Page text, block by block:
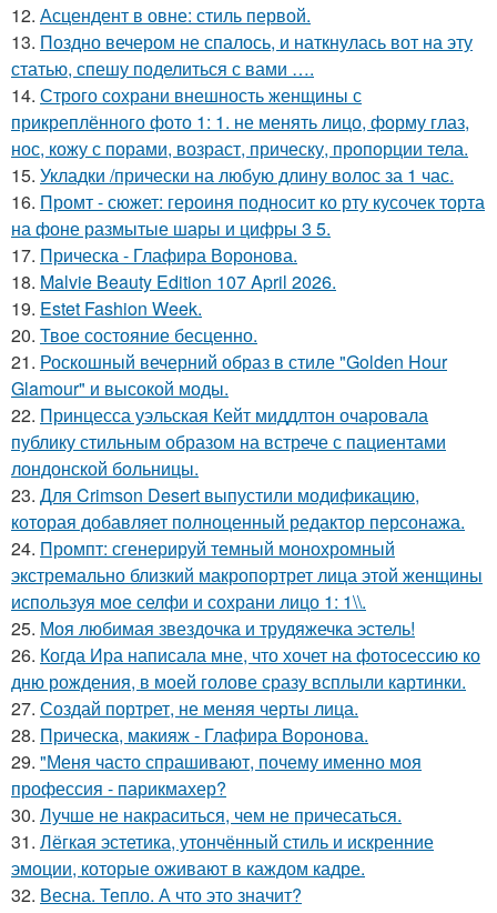
12. Асцендент в овне: стиль первой.
13. Поздно вечером не спалось, и наткнулась вот на эту
статью, спешу поделиться с вами ….
14. Строго сохрани внешность женщины с
прикреплённого фото 1: 1. не менять лицо, форму глаз,
нос, кожу с порами, возраст, прическу, пропорции тела.
15. Укладки /прически на любую длину волос за 1 час.
16. Промт - сюжет: героиня подносит ко рту кусочек торта
на фоне размытые шары и цифры 3 5.
17. Прическа - Глафира Воронова.
18. Malvie Beauty Edition 107 April 2026.
19. Estet Fashion Week.
20. Твое состояние бесценно.
21. Роскошный вечерний образ в стиле "Golden Hour
Glamour" и высокой моды.
22. Принцесса уэльская Кейт миддлтон очаровала
публику стильным образом на встрече с пациентами
лондонской больницы.
23. Для Crimson Desert выпустили модификацию,
которая добавляет полноценный редактор персонажа.
24. Промпт: сгенерируй темный монохромный
экстремально близкий макропортрет лица этой женщины
используя мое селфи и сохрани лицо 1: 1\\.
25. Моя любимая звездочка и трудяжечка эстель!
26. Когда Ира написала мне, что хочет на фотосессию ко
дню рождения, в моей голове сразу всплыли картинки.
27. Создай портрет, не меняя черты лица.
28. Прическа, макияж - Глафира Воронова.
29. "Меня часто спрашивают, почему именно моя
профессия - парикмахер?
30. Лучше не накраситься, чем не причесаться.
31. Лёгкая эстетика, утончённый стиль и искренние
эмоции, которые оживают в каждом кадре.
32. Весна. Тепло. А что это значит?